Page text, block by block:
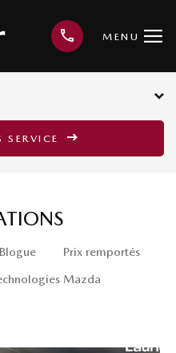
MENU
G1X
SERVICE
Blogue
Prix remportés
Mazda